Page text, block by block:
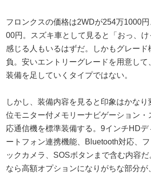
フロンクスの価格は2WDが254万1000
00円。スズキ車として見ると「おっ、け
感じる人もいるはずだ。しかもグレード
負。安いエントリーグレードを用意して
装備を足していくタイプではない。
しかし、装備内容を見ると印象はかな
位モニター付メモリーナビゲーション・
応通信機を標準装備する。9インチHDデ
ートフォン連携機能、Bluetooth対応、
ックカメラ、SOSボタンまで含む内容
なら高額オプションになりがちな部分が